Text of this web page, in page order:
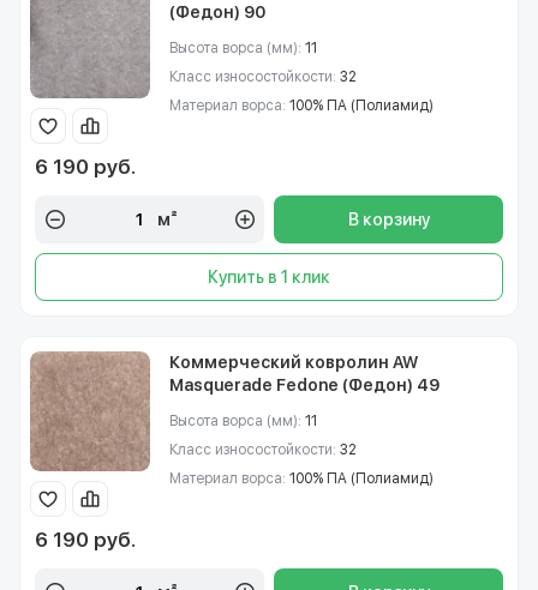
(Федон) 90
Высота ворса (мм): 11
Класс износостойкости: 32
Материал ворса: 100% ПА (Полиамид)
6 190 руб.
м² В корзину
Купить в 1 клик
Коммерческий ковролин AW
Masquerade Fedone (Федон) 49
Высота ворса (мм): 11
Класс износостойкости: 32
Материал ворса: 100% ПА (Полиамид)
6 190 руб.